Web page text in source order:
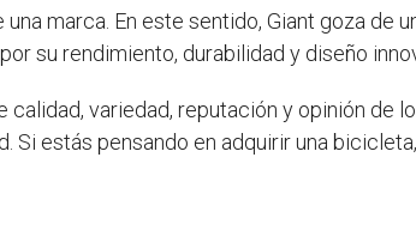
marca. En este sentido, Giant goza de
su rendimiento, durabilidad y diseño
variedad, reputación y opinión de
Si estás pensando en adquirir una